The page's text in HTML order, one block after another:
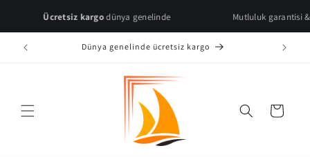
content
Ücretsiz kargodünya genelinde Mutluluk garantisi & hızlı
Dünya genelinde ücretsiz kargo
Cart